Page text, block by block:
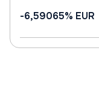
-6,59065% EUR